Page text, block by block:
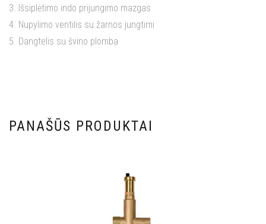
3. Išsiplėtimo indo prijungimo mazgas
4. Nupylimo ventilis su žarnos jungtimi
5. Dangtelis su švino plomba
PANAŠŪS PRODUKTAI